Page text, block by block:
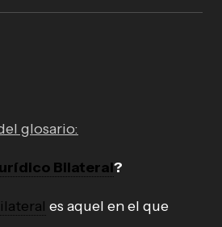
glosario:
Bilateral?
es aquel en el que